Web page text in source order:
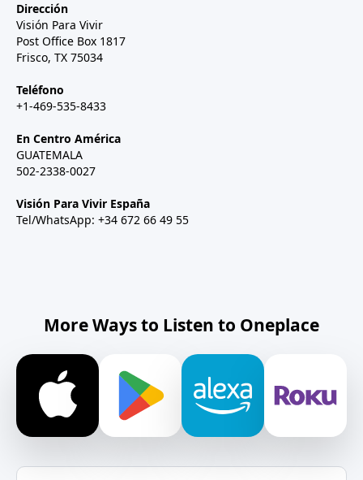
Dirección
Visión Para Vivir
Post Office Box 1817
Frisco, TX 75034
Teléfono
+1-469-535-8433
En Centro América
GUATEMALA
502-2338-0027
Visión Para Vivir España
Tel/WhatsApp: +34 672 66 49 55
More Ways to Listen to Oneplace